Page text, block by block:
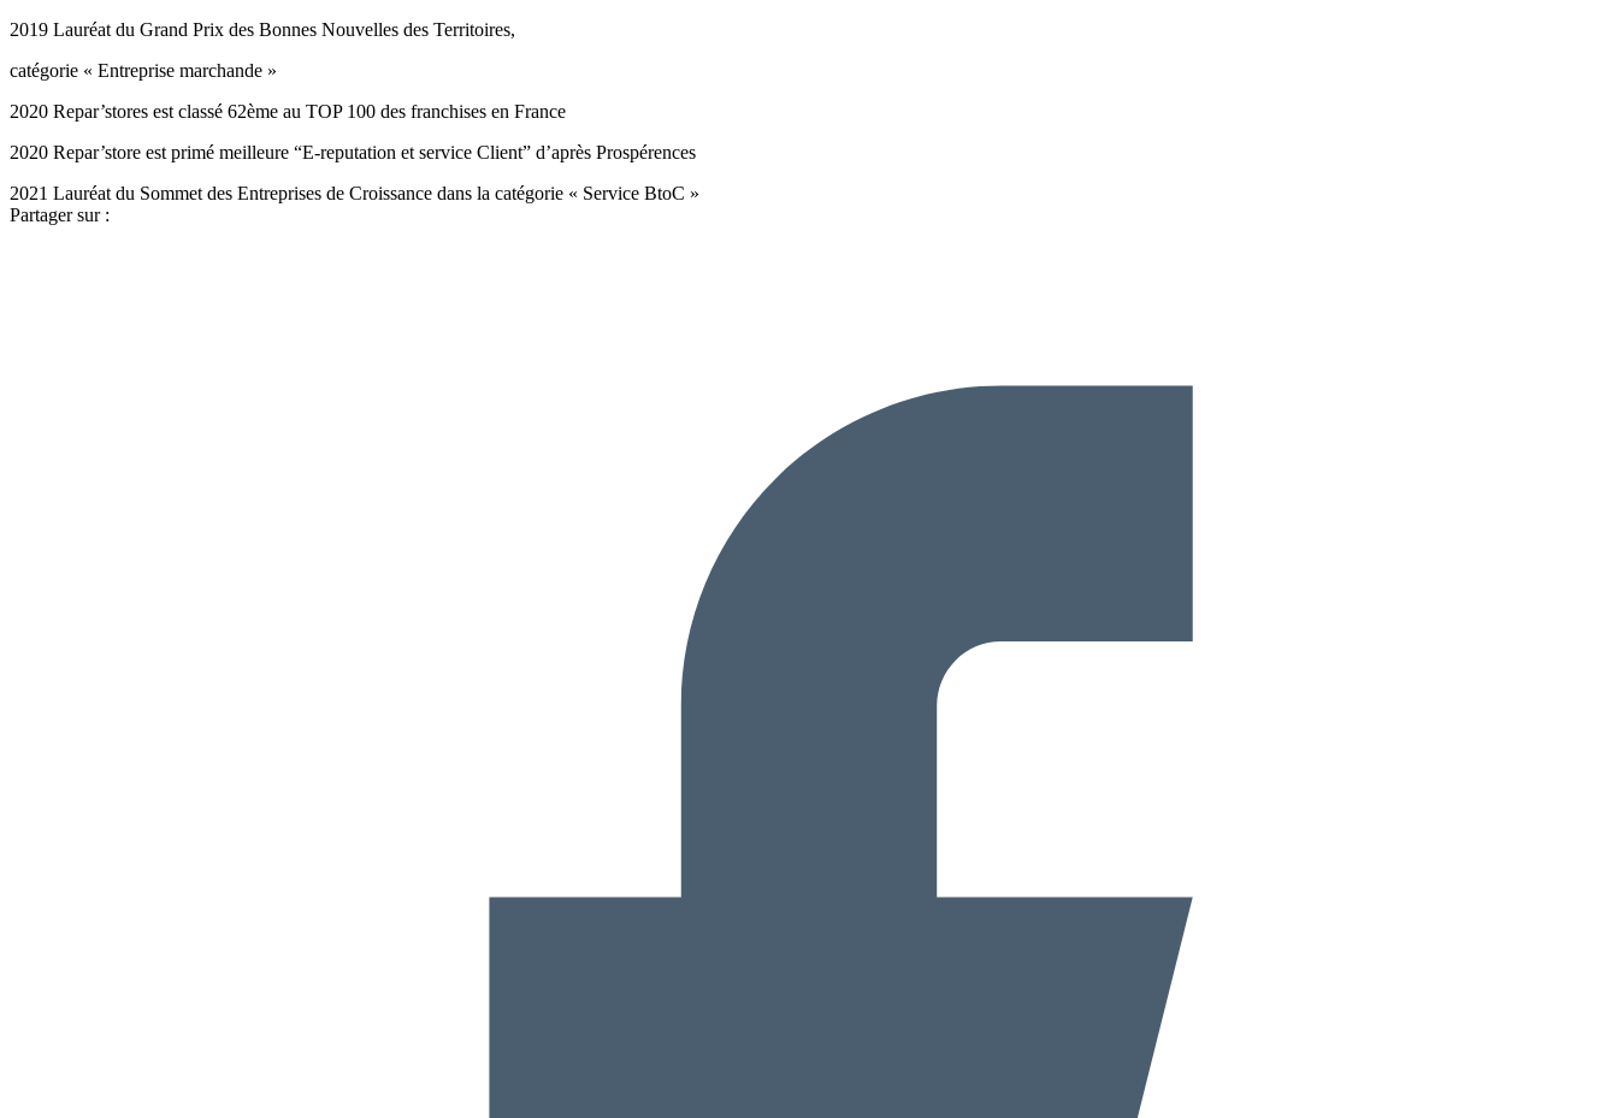
2019 Lauréat du Grand Prix des Bonnes Nouvelles des Territoires,
catégorie « Entreprise marchande »
2020 Repar’stores est classé 62ème au TOP 100 des franchises en France
2020 Repar’store est primé meilleure “E-reputation et service Client” d’après Prospérences
2021 Lauréat du Sommet des Entreprises de Croissance dans la catégorie « Service BtoC »
Partager sur :